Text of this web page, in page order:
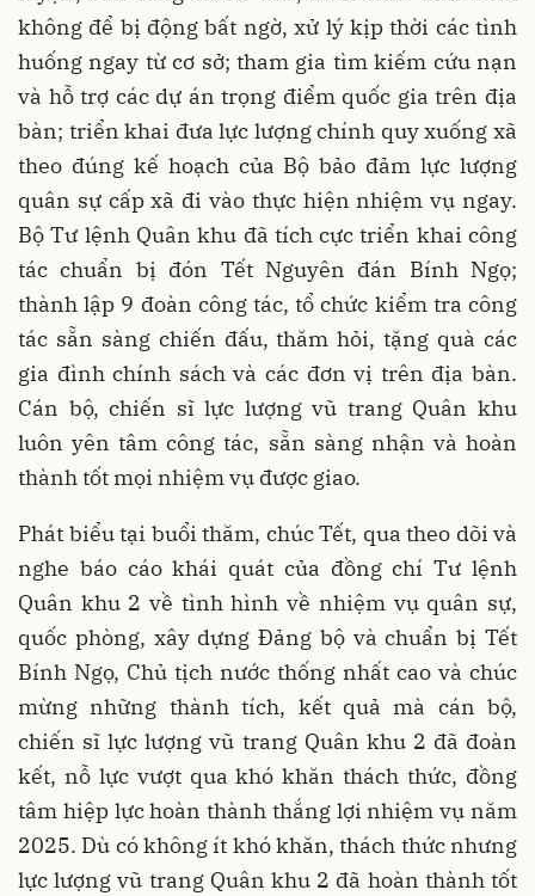
không để bị động bất ngờ, xử lý kịp thời các tình
huống ngay từ cơ sở; tham gia tìm kiếm cứu nạn
và hỗ trợ các dự án trọng điểm quốc gia trên địa
bàn; triển khai đưa lực lượng chính quy xuống xã
theo đúng kế hoạch của Bộ bảo đảm lực lượng
quân sự cấp xã đi vào thực hiện nhiệm vụ ngay.
Bộ Tư lệnh Quân khu đã tích cực triển khai công
tác chuẩn bị đón Tết Nguyên đán Bính Ngọ;
thành lập 9 đoàn công tác, tổ chức kiểm tra công
tác sẵn sàng chiến đấu, thăm hỏi, tặng quà các
gia đình chính sách và các đơn vị trên địa bàn.
Cán bộ, chiến sĩ lực lượng vũ trang Quân khu
luôn yên tâm công tác, sẵn sàng nhận và hoàn
thành tốt mọi nhiệm vụ được giao.
Phát biểu tại buổi thăm, chúc Tết, qua theo dõi và
nghe báo cáo khái quát của đồng chí Tư lệnh
Quân khu 2 về tình hình về nhiệm vụ quân sự,
quốc phòng, xây dựng Đảng bộ và chuẩn bị Tết
Bính Ngọ, Chủ tịch nước thống nhất cao và chúc
mừng những thành tích, kết quả mà cán bộ,
chiến sĩ lực lượng vũ trang Quân khu 2 đã đoàn
kết, nỗ lực vượt qua khó khăn thách thức, đồng
tâm hiệp lực hoàn thành thắng lợi nhiệm vụ năm
2025. Dù có không ít khó khăn, thách thức nhưng
lực lượng vũ trang Quân khu 2 đã hoàn thành tốt